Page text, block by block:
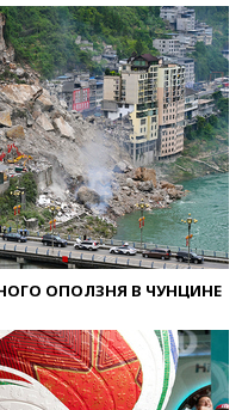
ОПОЛЗНЯ В ЧУНЦИНЕ